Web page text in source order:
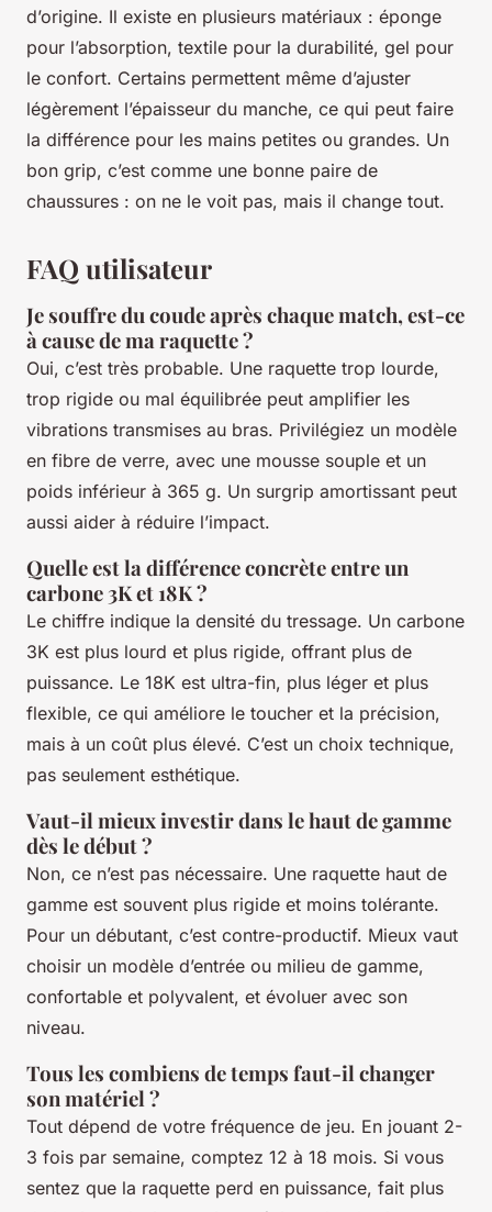
d’origine. Il existe en plusieurs matériaux : éponge
pour l’absorption, textile pour la durabilité, gel pour
le confort. Certains permettent même d’ajuster
légèrement l’épaisseur du manche, ce qui peut faire
la différence pour les mains petites ou grandes. Un
bon grip, c’est comme une bonne paire de
chaussures : on ne le voit pas, mais il change tout.
FAQ utilisateur
Je souffre du coude après chaque match, est-ce
à cause de ma raquette ?
Oui, c’est très probable. Une raquette trop lourde,
trop rigide ou mal équilibrée peut amplifier les
vibrations transmises au bras. Privilégiez un modèle
en fibre de verre, avec une mousse souple et un
poids inférieur à 365 g. Un surgrip amortissant peut
aussi aider à réduire l’impact.
Quelle est la différence concrète entre un
carbone 3K et 18K ?
Le chiffre indique la densité du tressage. Un carbone
3K est plus lourd et plus rigide, offrant plus de
puissance. Le 18K est ultra-fin, plus léger et plus
flexible, ce qui améliore le toucher et la précision,
mais à un coût plus élevé. C’est un choix technique,
pas seulement esthétique.
Vaut-il mieux investir dans le haut de gamme
dès le début ?
Non, ce n’est pas nécessaire. Une raquette haut de
gamme est souvent plus rigide et moins tolérante.
Pour un débutant, c’est contre-productif. Mieux vaut
choisir un modèle d’entrée ou milieu de gamme,
confortable et polyvalent, et évoluer avec son
niveau.
Tous les combiens de temps faut-il changer
son matériel ?
Tout dépend de votre fréquence de jeu. En jouant 2-
3 fois par semaine, comptez 12 à 18 mois. Si vous
sentez que la raquette perd en puissance, fait plus